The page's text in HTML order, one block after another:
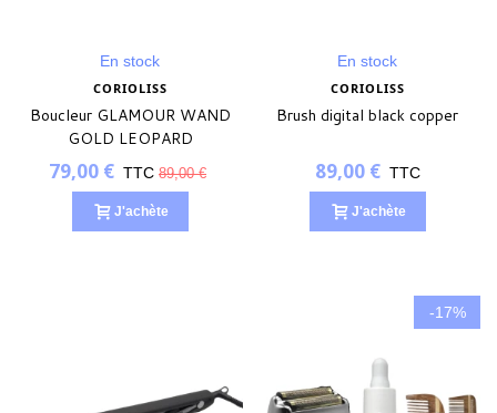
En stock
CORIOLISS
Boucleur GLAMOUR WAND
GOLD LEOPARD
79,00 € TTC 89,00 €
J'achète
En stock
CORIOLISS
Brush digital black copper
89,00 € TTC
J'achète
-17%